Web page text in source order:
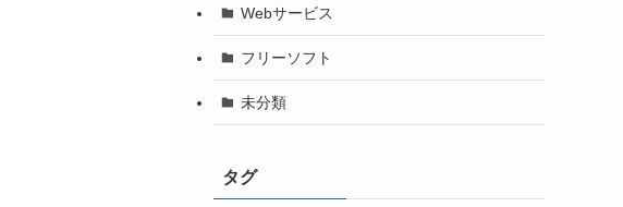
Webサービス
フリーソフト
未分類
タグ